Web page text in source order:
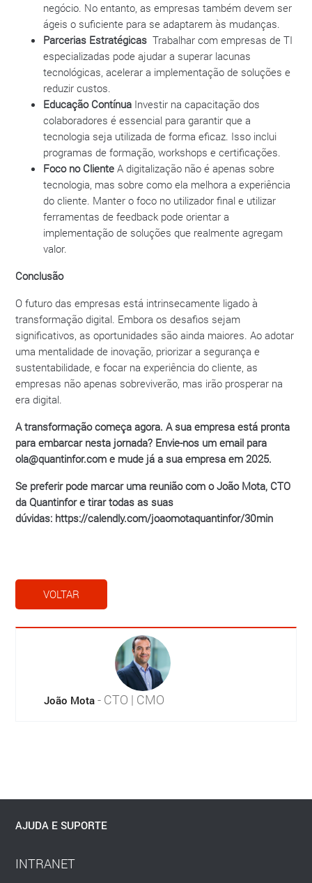
negócio. No entanto, as empresas também devem ser
ágeis o suficiente para se adaptarem às mudanças.
Parcerias Estratégicas Trabalhar com empresas de TI
especializadas pode ajudar a superar lacunas
tecnológicas, acelerar a implementação de soluções e
reduzir custos.
Educação Contínua Investir na capacitação dos
colaboradores é essencial para garantir que a
tecnologia seja utilizada de forma eficaz. Isso inclui
programas de formação, workshops e certificações.
Foco no Cliente A digitalização não é apenas sobre
tecnologia, mas sobre como ela melhora a experiência
do cliente. Manter o foco no utilizador final e utilizar
ferramentas de feedback pode orientar a
implementação de soluções que realmente agregam
valor.
Conclusão
O futuro das empresas está intrinsecamente ligado à
transformação digital. Embora os desafios sejam
significativos, as oportunidades são ainda maiores. Ao adotar
uma mentalidade de inovação, priorizar a segurança e
sustentabilidade, e focar na experiência do cliente, as
empresas não apenas sobreviverão, mas irão prosperar na
era digital.
A transformação começa agora. A sua empresa está pronta
para embarcar nesta jornada? Envie-nos um email para
ola@quantinfor.com e mude já a sua empresa em 2025.
Se preferir pode marcar uma reunião com o João Mota, CTO
da Quantinfor e tirar todas as suas
dúvidas: https://calendly.com/joaomotaquantinfor/30min
VOLTAR
João Mota- CTO | CMO
AJUDA E SUPORTE
INTRANET